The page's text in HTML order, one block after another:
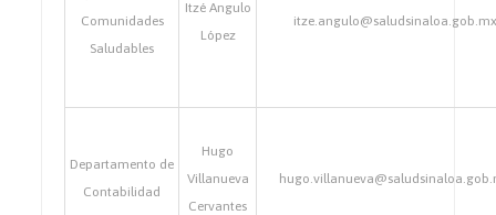
Comunidades
Saludables
Itzé Angulo
López
Departamento de
Contabilidad
Hugo
Villanueva
Cervantes